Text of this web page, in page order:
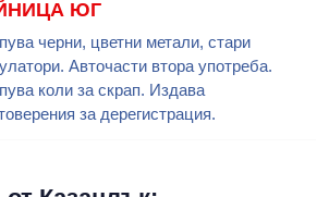
ЮГ
черни, цветни метали, стари
Авточасти втора употреба.
коли за скрап. Издава
за дерегистрация.